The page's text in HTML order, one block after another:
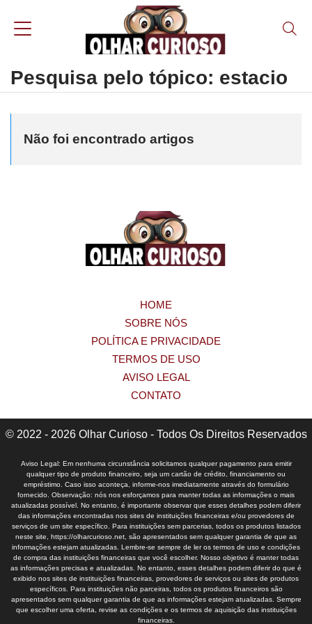
Pesquisa pelo tópico: estacio
Não foi encontrado artigos
HOME
SOBRE NÓS
POLÍTICA E PRIVACIDADE
TERMOS DE USO
AVISO LEGAL
CONTATO
© 2022 - 2026 Olhar Curioso - Todos Os Direitos Reservados
Aviso Legal: Em nenhuma circunstância solicitamos qualquer pagamento para emitir
qualquer tipo de produto financeiro, seja um cartão de crédito, financiamento ou
empréstimo. Caso isso aconteça, informe-nos imediatamente através do formulário
fornecido. Observação: nós nos esforçamos para manter todas as informações o mais
atualizadas possível. No entanto, é importante observar que esses detalhes podem diferir
das informações encontradas nos sites de instituições financeiras e/ou provedores de
serviços de um site específico. Para instituições sem parcerias, todos os produtos listados
neste site, https://olharcurioso.net, são apresentados sem qualquer garantia de que as
informações estejam atualizadas. Lembre-se sempre de ler os termos de uso e condições
de compra das instituições financeiras que você escolher. Nosso objetivo é manter todas
as informações precisas e atualizadas. No entanto, esses detalhes podem diferir do que é
exibido nos sites de instituições financeiras, provedores de serviços ou sites de produtos
específicos. Para instituições não parceiras, todos os produtos financeiros são
apresentados sem qualquer garantia de que as informações estejam atualizadas. Sempre
que escolher uma oferta, revise as condições e os termos de aquisição das instituições
financeiras.